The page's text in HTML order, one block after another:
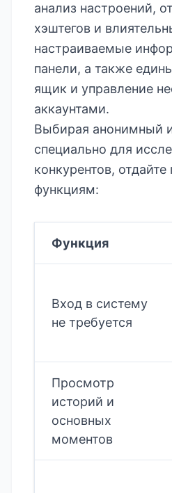
анализ настроений,
хэштегов и
настраиваемые
панели, а также
ящик и управление
аккаунтами.
Выбирая анонимный
специально для
конкурентов,
функциям:
Функция
Вход в систему
не требуется
Просмотр
историй и
основных
моментов